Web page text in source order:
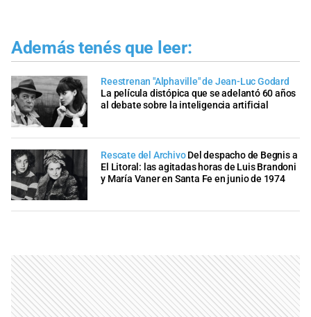
Además tenés que leer:
Reestrenan "Alphaville" de Jean-Luc Godard
La película distópica que se adelantó 60 años
al debate sobre la inteligencia artificial
Rescate del Archivo Del despacho de Begnis a
El Litoral: las agitadas horas de Luis Brandoni
y María Vaner en Santa Fe en junio de 1974